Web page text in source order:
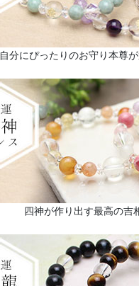
自分にぴったりのお守り本尊
四神が作り出す最高の吉